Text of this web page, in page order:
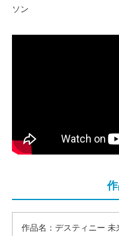
ソン
作品名：デスティニー 未